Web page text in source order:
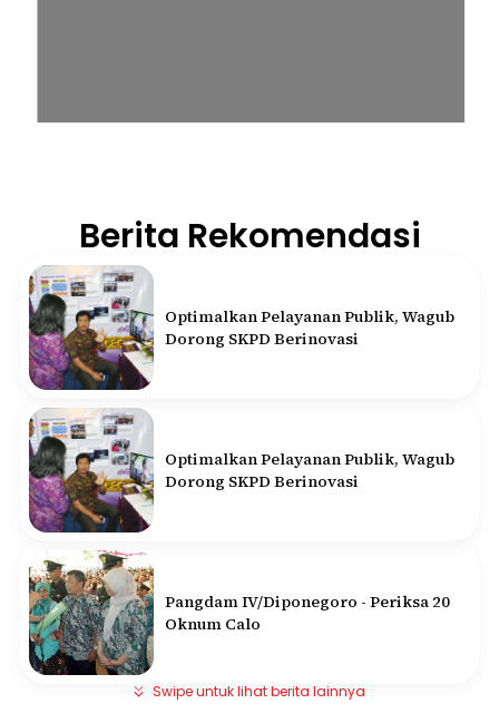
Berita Rekomendasi
Optimalkan Pelayanan Publik, Wagub
Dorong SKPD Berinovasi
Optimalkan Pelayanan Publik, Wagub
Dorong SKPD Berinovasi
Pangdam IV/Diponegoro - Periksa 20
Oknum Calo
Swipe untuk lihat berita lainnya